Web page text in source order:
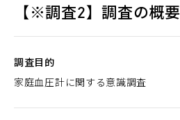
【※調査2】調査の概要
調査目的
家庭血圧計に関する意識調査